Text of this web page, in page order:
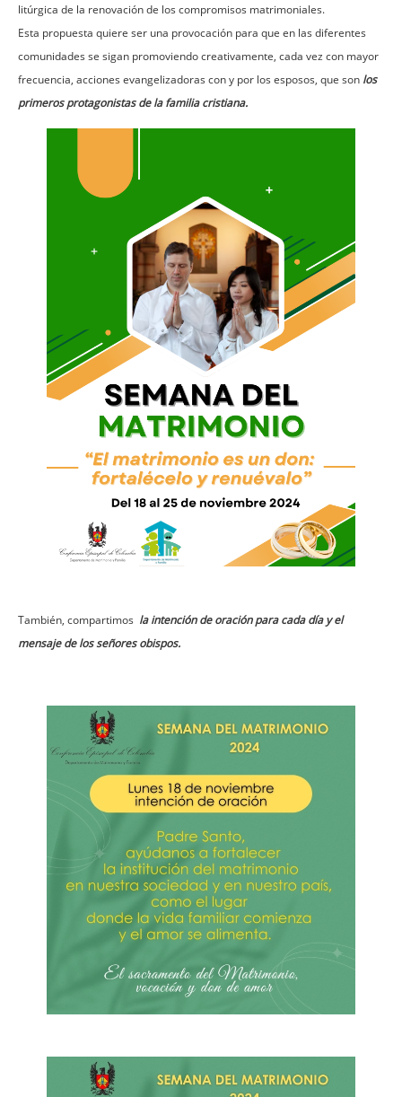
litúrgica de la renovación de los compromisos matrimoniales.
Esta propuesta quiere ser una provocación para que en las diferentes
comunidades se sigan promoviendo creativamente, cada vez con mayor
frecuencia, acciones evangelizadoras con y por los esposos, que son los
primeros protagonistas de la familia cristiana.
También, compartimos la intención de oración para cada día y el
mensaje de los señores obispos.